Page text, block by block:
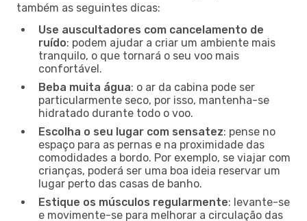
também as seguintes dicas:
Use auscultadores com cancelamento de
ruído: podem ajudar a criar um ambiente mais
tranquilo, o que tornará o seu voo mais
confortável.
Beba muita água: o ar da cabina pode ser
particularmente seco, por isso, mantenha-se
hidratado durante todo o voo.
Escolha o seu lugar com sensatez: pense no
espaço para as pernas e na proximidade das
comodidades a bordo. Por exemplo, se viajar com
crianças, poderá ser uma boa ideia reservar um
lugar perto das casas de banho.
Estique os músculos regularmente: levante-se
e movimente-se para melhorar a circulação das